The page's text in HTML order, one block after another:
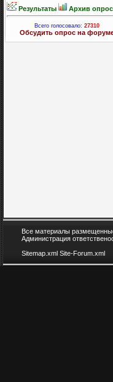
Результаты Архив
Всего голосовало: 27310
Обсудить опрос на
Все материалы
Администрация
Sitemap.xml Site-Forum.xml